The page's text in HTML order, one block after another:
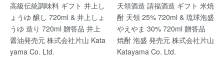
高級伝統調味料 ギフト 井上し
ょうゆ 醸し 720ml & 井上しょ
うゆ 造り 720ml 贈答品 井上
醤油発売元 株式会社片山 Kata
yama Co. Ltd.
天領酒造 請福酒造 ギフト 米焼
酎 天領 25% 720ml & 琉球泡盛
やえやま 30% 720ml 贈答品
焼酎 泡盛 発売元 株式会社片山
Katayama Co. Ltd.